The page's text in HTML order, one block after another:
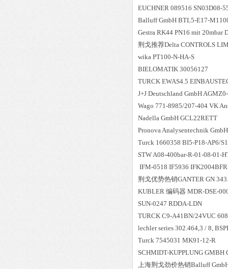
EUCHNER 089516 SN03D08-
Balluff GmbH BTL5-E17-
Gestra RK44 PN16 mit 20mbar
荆戈推荐Delta CONTROLS
wika PT100-N-HA-S
BIELOMATIK 30056127
TURCK EWAS4.5
J+J Deutschland GmbH
Wago 771-8985/207-404 VK
Nadella GmbH GCL22RETT
Pronova Analysentechnik
Turck 1660358 BI5-P18-AP6/
STW A08-400bar-R-01-08-01-
IFM-0518 IF5936
荆戈优势热销GANTER GN
KUBLER 编码器 MDR-DSE-
SUN-0247 RDDA-LDN
TURCK C9-A41BN/24VUC
lechler series 302.464,3 / 8,
Turck 7545031 MK91-12-R
SCHMIDT-KUPPLUNG GMBH
上海荆戈劲价热销Balluff